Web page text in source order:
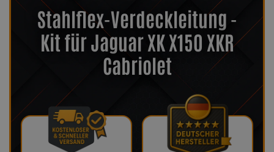
Stahlflex-Verdeckleitung -
Kit für Jaguar XK X150 XKR
Cabriolet